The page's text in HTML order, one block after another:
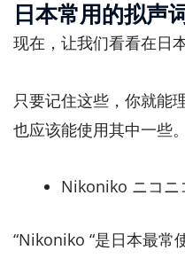
日本常用的拟声
现在，让我们看看在日
只要记住这些，你就能
也应该能使用其中一些。
Nikoniko ニコニ
“Nikoniko “是日本最常